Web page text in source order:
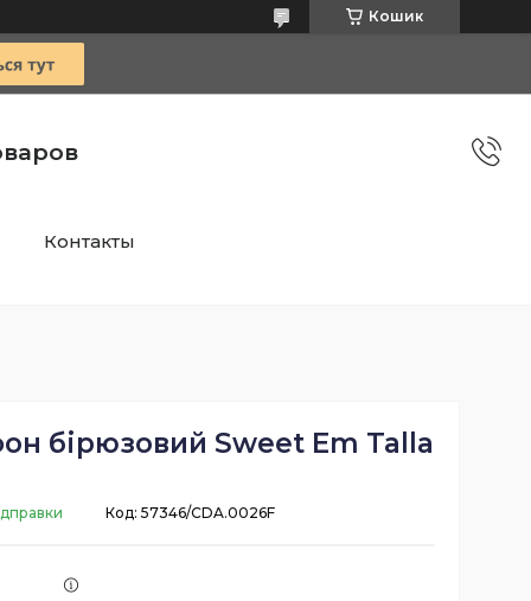
Кошик
Контакты
бірюзовий Sweet Em Talla
Код: 57346/CDA.0026F